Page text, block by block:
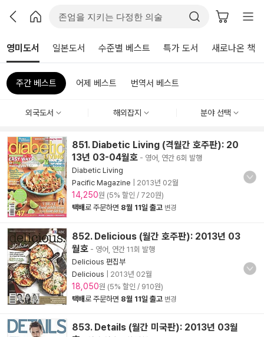
영미도서 일본도서 수준별 베스트 특가 도서 새로나온 책
주간 베스트 어제 베스트 번역서 베스트
외국도서 해외잡지 분야 선택
851. Diabetic Living (격월간 호주판): 20
13년 03-04월호 - 영어, 연간 6회 발행
Diabetic Living
Pacific Magazine
2013년 02월
14,250원 (5% 할인 / 720원)
택배로 주문하면 8월 11일 출고 변경
852. Delicious (월간 호주판): 2013년 03
월호 - 영어, 연간 11회 발행
Delicious 편집부
Delicious
2013년 02월
18,050원 (5% 할인 / 910원)
택배로 주문하면 8월 11일 출고 변경
853. Details (월간 미국판): 2013년 03월